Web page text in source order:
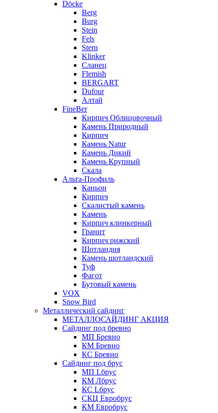
Döcke
Berg
Burg
Stein
Fels
Stern
Klinker
Сланец
Flemish
BERGART
Dufour
Алтай
FineBer
Кирпич Облицовочный
Камень Природный
Кирпич
Камень Natur
Камень Дикий
Камень Крупный
Скала
Альта-Профиль
Каньон
Кирпич
Скалистый камень
Камень
Кирпич клинкерный
Гранит
Кирпич рижский
Шотландия
Камень шотландский
Туф
Фагот
Бутовый камень
VOX
Snow Bird
Металлический сайдинг
МЕТАЛЛОСАЙДИНГ АКЦИЯ
Сайдинг под бревно
МП Бревно
КМ Бревно
КС Бревно
Сайдинг под брус
МП Lбрус
КМ Лбрус
КС Lбрус
СКЦ Евробрус
КМ Евробрус